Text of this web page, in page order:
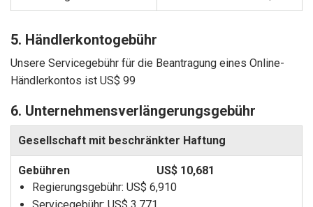
5. Händlerkontogebühr
Unsere Servicegebühr für die Beantragung eines Online-
Händlerkontos ist US$ 99
6. Unternehmensverlängerungsgebühr
Gesellschaft mit beschränkter Haftung
US$ 10,681
Regierungsgebühr: US$ 6,910